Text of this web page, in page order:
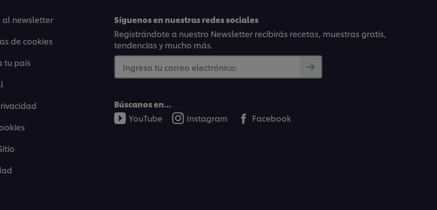
al newsletter
de cookies
tu país
Síguenos en nuestras redes sociales
Registrándote a nuestro Newsletter recibirás recetas, muestras gratis,
tendencias y mucho más.
Ingresa tu correo electrónico:
Búscanos en...
YouTube
Instagram Facebook